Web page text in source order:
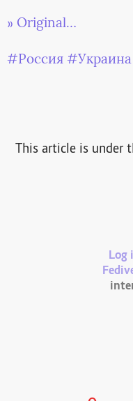
» Original…
#Россия#Украина
This article is under
Log